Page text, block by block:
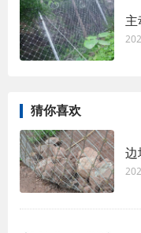
猜你喜欢
边